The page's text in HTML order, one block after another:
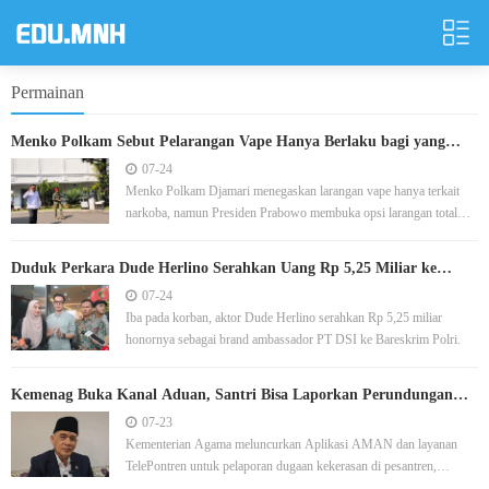
Permainan
Menko Polkam Sebut Pelarangan Vape Hanya Berlaku bagi yang
Terkait Narkoba
07-24
Menko Polkam Djamari menegaskan larangan vape hanya terkait
narkoba, namun Presiden Prabowo membuka opsi larangan total
Duduk Perkara Dude Herlino Serahkan Uang Rp 5,25 Miliar ke
Bareskrim Polri
07-24
Iba pada korban, aktor Dude Herlino serahkan Rp 5,25 miliar
honornya sebagai brand ambassador PT DSI ke Bareskrim Polri.
Kemenag Buka Kanal Aduan, Santri Bisa Laporkan Perundungan
dan Kekerasan Seksual
07-23
Kementerian Agama meluncurkan Aplikasi AMAN dan layanan
TelePontren untuk pelaporan dugaan kekerasan di pesantren,